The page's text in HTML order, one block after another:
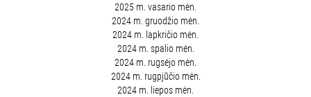
2025 m. vasario mėn.
2024 m. gruodžio mėn.
2024 m. lapkričio mėn.
2024 m. spalio mėn.
2024 m. rugsėjo mėn.
2024 m. rugpjūčio mėn.
2024 m. liepos mėn.